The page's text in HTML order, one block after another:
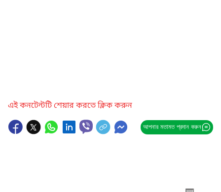
এই কনটেন্টটি শেয়ার করতে ক্লিক করুন
আপনার মতামত প্রদান করুন